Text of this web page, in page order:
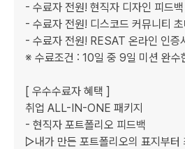
- 수료자 전원! 현직자 디자인 피드
- 수료자 전원! 디스코드 커뮤니티
- 수료자 전원! RESAT 온라인 인증
※ 수료조건 : 10일 중 9일 미션 완수
[ 우수수료자 혜택 ]
취업 ALL-IN-ONE 패키지
- 현직자 포트폴리오 피드백
▷내가 만든 포트폴리오의 표지부터